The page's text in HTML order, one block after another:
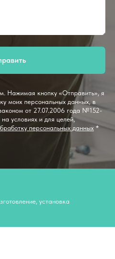
Нажимая кнопку «Отправить», я
моих персональных данных, в
от 27.07.2006 года №152-
условиях и для целей,
персональных данных *
установка